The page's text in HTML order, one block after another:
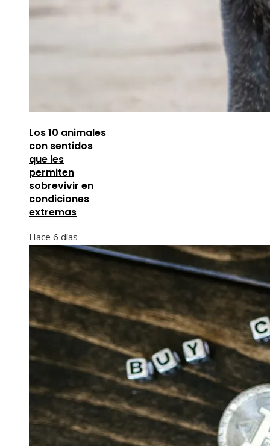
Los 10 animales
con sentidos
que les
permiten
sobrevivir en
condiciones
extremas
Hace 6 días